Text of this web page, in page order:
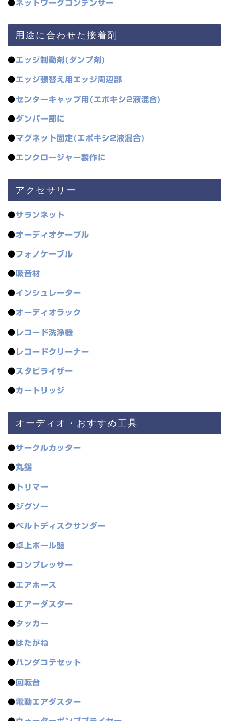
●ネットワークコンデンサー
用途に合わせた接着剤
●エッジ制動剤(ダンプ剤)
●エッジ張替え用エッジ周辺部
●センターキャップ用(エポキシ2液混合)
●ダンパー部に
●マグネット固定(エポキシ2液混合)
●エンクロージャー製作に
アクセサリー
●サランネット
●オーディオケーブル
●フォノケーブル
● 吸音材
●インシュレーター
●オーディオラック
● レコード洗浄機
● レコードクリーナー
●スタビライザー
●カートリッジ
オーディオ・おすすめ工具
●サークルカッター
●丸鋸
● トリマー
●ジグソー
●ベルトディスクサンダー
●卓上ボール盤
●コンプレッサー
●エアホース
●エアーダスター
●タッカー
●はたがね
●ハンダコテセット
● 回転台
●電動エアダスター